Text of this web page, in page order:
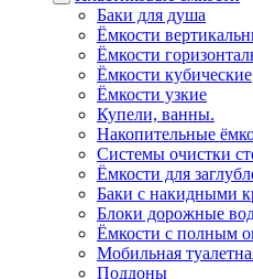
Баки для душа
Ёмкости
Ёмкости
Ёмкости кубические
Ёмкости узкие
Купели, ванны.
Накопительные
Системы очистки
Ёмкости для
Баки с накидными
Блоки дорожные
Ёмкости с полным
Мобильная
Поддоны